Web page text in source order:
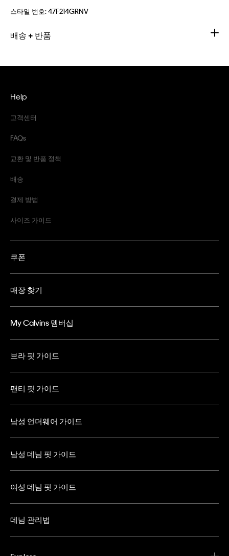
스타일 번호:47F214GRNV
배송 + 반품
Help
고객센터
FAQs
교환 및 반품 정책
배송
결제 방법
사이즈 가이드
쿠폰
매장 찾기
My Calvins 멤버십
브라 핏 가이드
팬티 핏 가이드
남성 언더웨어 가이드
남성 데님 핏 가이드
여성 데님 핏 가이드
데님 관리법